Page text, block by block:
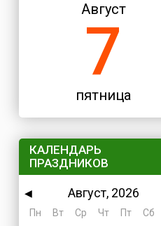
Август
7
пятница
КАЛЕНДАРЬ
ПРАЗДНИКОВ
◀ Август, 2026
Пн
Вт Ср Чт Пт Сб